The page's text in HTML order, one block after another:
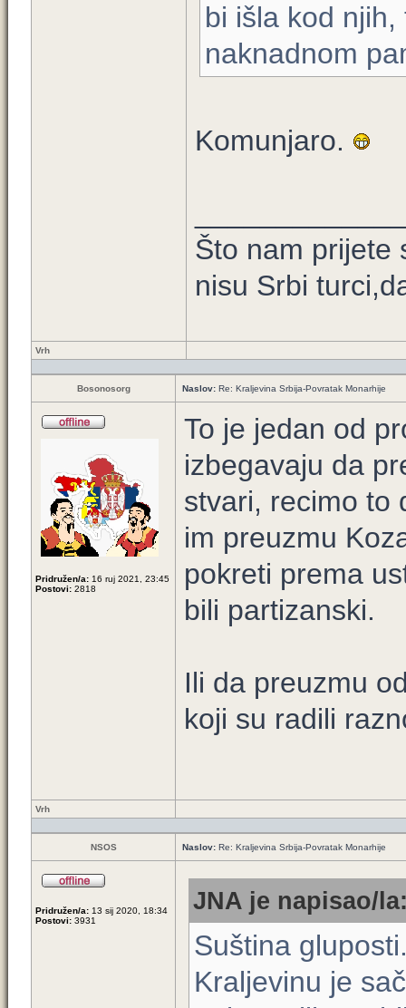
bi išla kod
naknadnom
Komunjaro.
Što nam prijete
nisu Srbi
Vrh
Bosonosorg Naslov: Re: Kraljevina Srbija-Povratak Monarhije
Pridružen/a: 16 ruj 2021, 23:45
Postovi: 2818
To je jedan od
izbegavaju da
stvari, recimo to
im preuzmu
pokreti prema
bili partizanski.
Ili da preuzmu
koji su radili
Vrh
NSOS Naslov: Re: Kraljevina Srbija-Povratak Monarhije
Pridružen/a: 13 sij 2020, 18:34
Postovi: 3931
JNA je napisao/
Suština
Kraljevinu je